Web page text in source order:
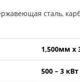
сталь,
1,500мм x
500 – 3